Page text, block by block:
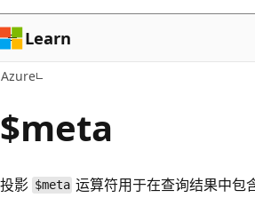
容
Learn
Azure
$meta
投影 $meta 运算符用于在查询结果中包